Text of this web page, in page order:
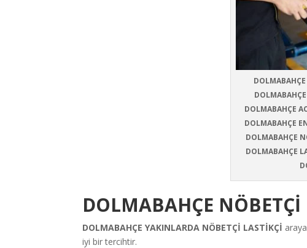
DOLMABAHÇE
DOLMABAHÇE
DOLMABAHÇE
DOLMABAHÇE
DOLMABAHÇE
DOLMABAHÇE YAKINLARDA NÖBETÇİ LASTİKÇİ
iyi bir tercihtir.